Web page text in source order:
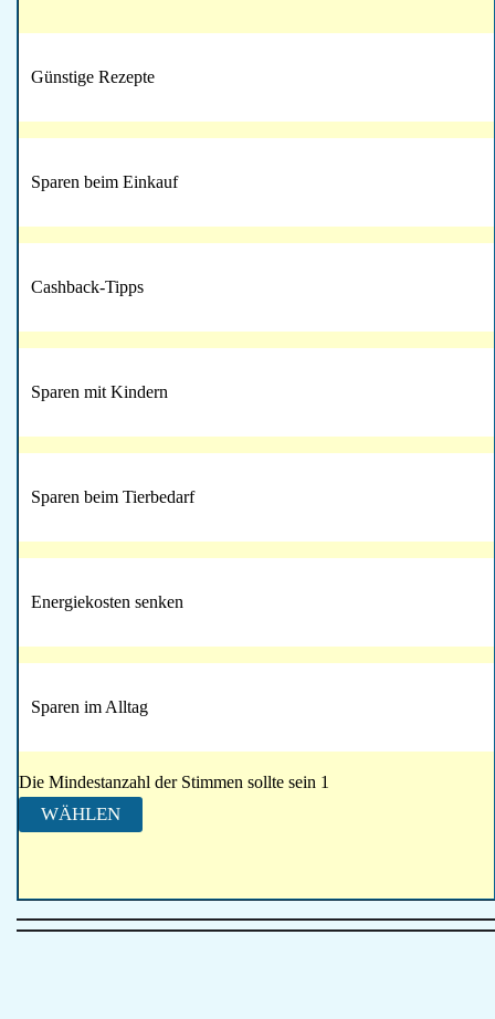
Günstige Rezepte
Sparen beim Einkauf
Cashback-Tipps
Sparen mit Kindern
Sparen beim Tierbedarf
Energiekosten senken
Sparen im Alltag
Die Mindestanzahl der Stimmen sollte sein 1